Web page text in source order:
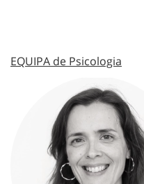
EQUIPA de Psicologia